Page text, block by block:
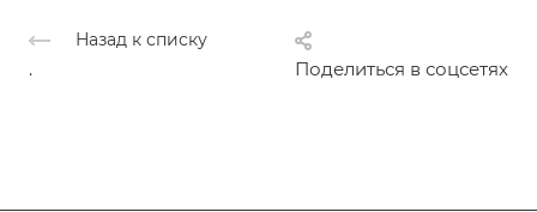
Назад к списку
Поделиться в соцсетях
.